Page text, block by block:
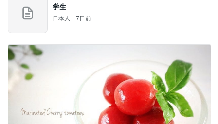
学生
日本人 7日前